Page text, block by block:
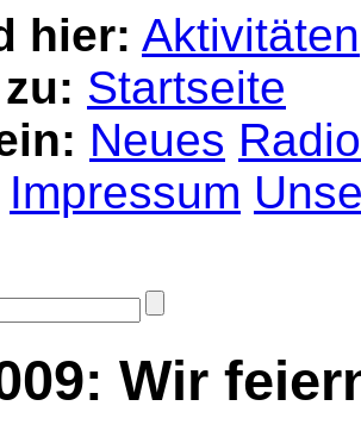
hier: Aktivitäten
Startseite
Neues
Impressum
Wir